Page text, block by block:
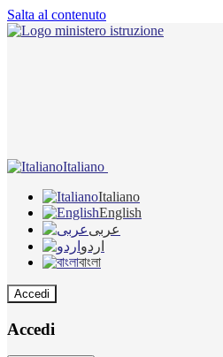
Salta al contenuto
Italiano
Italiano
English
عربى
اردو
বাংলা
Accedi
Accedi